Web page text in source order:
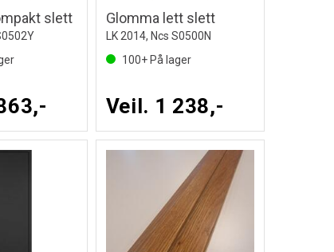
slett Glomma lett slett
LK 2014, Ncs S0500N
100+På lager
Veil. 1 238,-